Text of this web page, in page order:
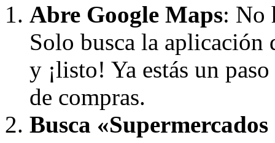
Abre Google Maps: No
Solo busca la
y ¡listo! Ya estás un
de compras.
Busca